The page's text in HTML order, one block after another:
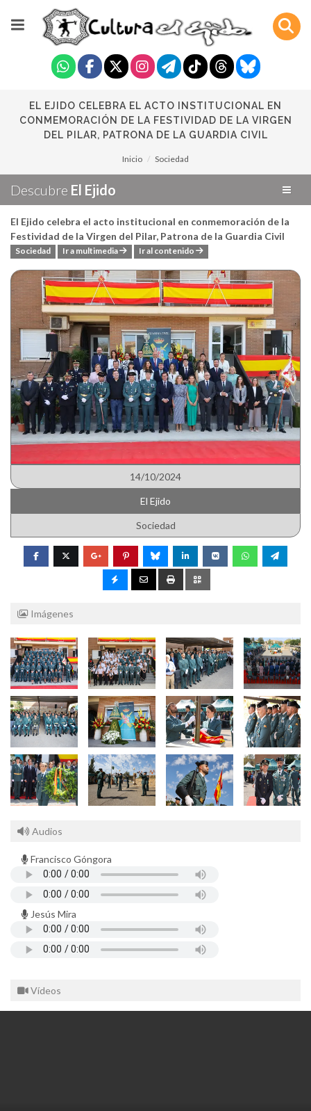
EL EJIDO CELEBRA EL ACTO INSTITUCIONAL EN
CONMEMORACIÓN DE LA FESTIVIDAD DE LA VIRGEN
DEL PILAR, PATRONA DE LA GUARDIA CIVIL
Inicio Sociedad
Descubre El Ejido
El Ejido celebra el acto institucional en conmemoración de la
Festividad de la Virgen del Pilar, Patrona de la Guardia Civil
Sociedad Ir a multimedia Ir al contenido
14/10/2024
El Ejido
Sociedad
Imágenes
Audios
Francisco Góngora
Jesús Mira
Vídeos